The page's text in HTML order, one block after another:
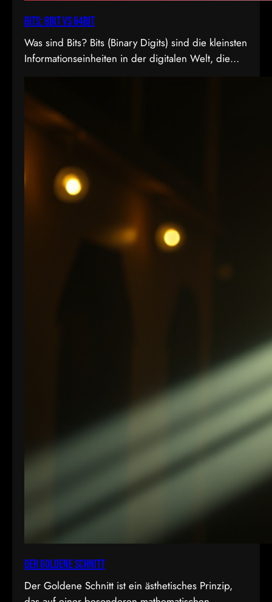
Bits: 8bit vs 64bit
Was sind Bits? Bits (Binary Digits) sind die kleinsten
Informationseinheiten in der digitalen Welt, die
Farbdarstellung und Verarbeitung, spielt die Bit-
Tiefe eine entscheidende Rolle. Je höher die Bit-
werden.…
Der Goldene Schnitt
Der Goldene Schnitt ist ein ästhetisches Prinzip,